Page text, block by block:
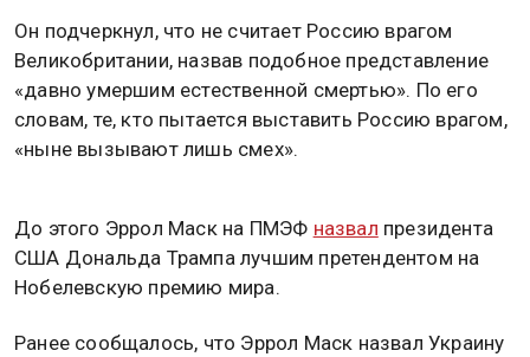
Он подчеркнул, что не считает Россию врагом
Великобритании, назвав подобное представление
«давно умершим естественной смертью». По его
словам, те, кто пытается выставить Россию врагом,
«ныне вызывают лишь смех».
До этого Эррол Маск на ПМЭФ назвал президента
США Дональда Трампа лучшим претендентом на
Нобелевскую премию мира.
Ранее сообщалось, что Эррол Маск назвал Украину